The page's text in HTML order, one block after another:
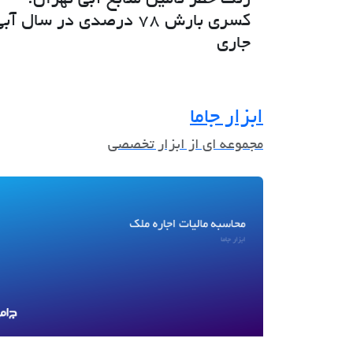
کسری بارش 78 درصدی در سال
جاری
ابزار جاما
مجموعه ای از ابزار تخصصی